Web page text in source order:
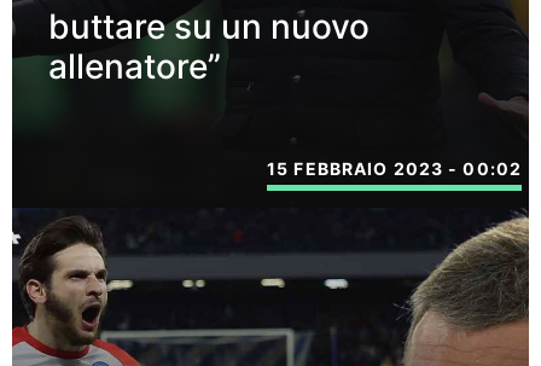
buttare su un nuovo
allenatore”
15 FEBBRAIO 2023 - 00:02